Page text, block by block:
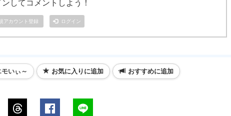
してコメントしよう！
アカウント登録 ログイン
モいぃ～ お気に入りに追加 おすすめに追加